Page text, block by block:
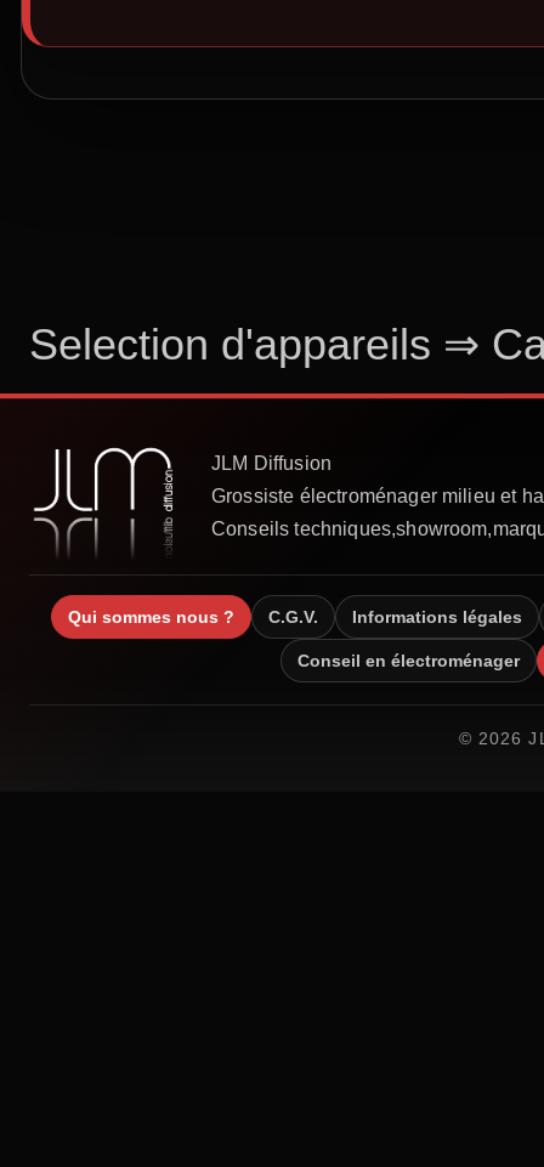
Selection d'appareils ⇒
⇒Cave à vin LB 1100
Qui sommes nous ? C.G.V. Informations légales
Conseil en électroménager